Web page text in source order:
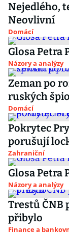
Nejedlého,
Neovlivní
Domácí
Glosa Petra
Názory a analýzy
Zeman po
ruských
Domácí
Pokrytec
porušují
Zahraniční
Glosa Petra
Názory a analýzy
Trestů
přibylo
Finance a